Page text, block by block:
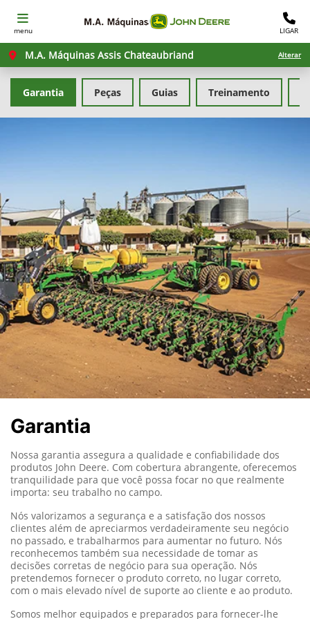
menu LIGAR
M.A. Máquinas Assis Chateaubriand Alterar
Peças
Garantia Guias Treinamento
Garantia
Nossa garantia assegura a qualidade e confiabilidade dos
produtos John Deere. Com cobertura abrangente, oferecemos
tranquilidade para que você possa focar no que realmente
importa: seu trabalho no campo.
Nós valorizamos a segurança e a satisfação dos nossos
clientes além de apreciarmos verdadeiramente seu negócio
no passado, e trabalharmos para aumentar no futuro. Nós
reconhecemos também sua necessidade de tomar as
decisões corretas de negócio para sua operação. Nós
pretendemos fornecer o produto correto, no lugar correto,
com o mais elevado nível de suporte ao cliente e ao produto.
Somos melhor equipados e preparados para fornecer-lhe